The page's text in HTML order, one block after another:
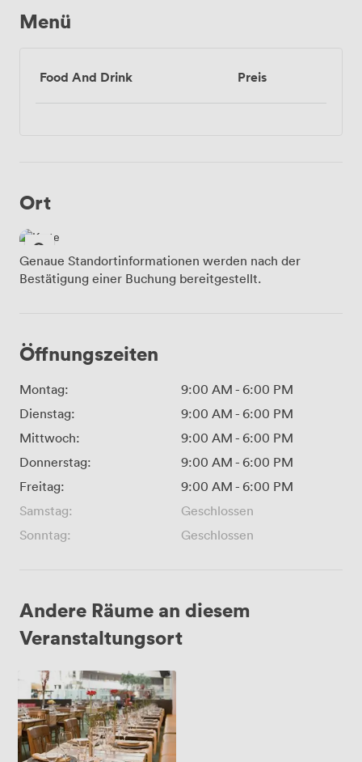
Menü
Food And Drink Preis
Ort
Genaue Standortinformationen werden nach der
Bestätigung einer Buchung bereitgestellt.
Öffnungszeiten
Montag: 9:00 AM - 6:00 PM
Dienstag:
9:00 AM - 6:00 PM
Mittwoch:
9:00 AM - 6:00 PM
Donnerstag:
9:00 AM - 6:00 PM
Freitag:
9:00 AM - 6:00 PM
Samstag:
Geschlossen
Sonntag:
Geschlossen
Andere Räume an diesem
Veranstaltungsort
Duesseldorf